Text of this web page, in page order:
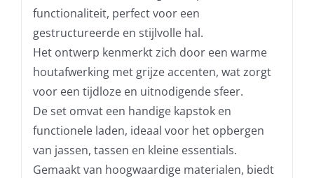
functionaliteit, perfect voor een
gestructureerde en stijlvolle hal.
Het ontwerp kenmerkt zich door een warme
houtafwerking met grijze accenten, wat zorgt
voor een tijdloze en uitnodigende sfeer.
De set omvat een handige kapstok en
functionele laden, ideaal voor het opbergen
van jassen, tassen en kleine essentials.
Gemaakt van hoogwaardige materialen, biedt